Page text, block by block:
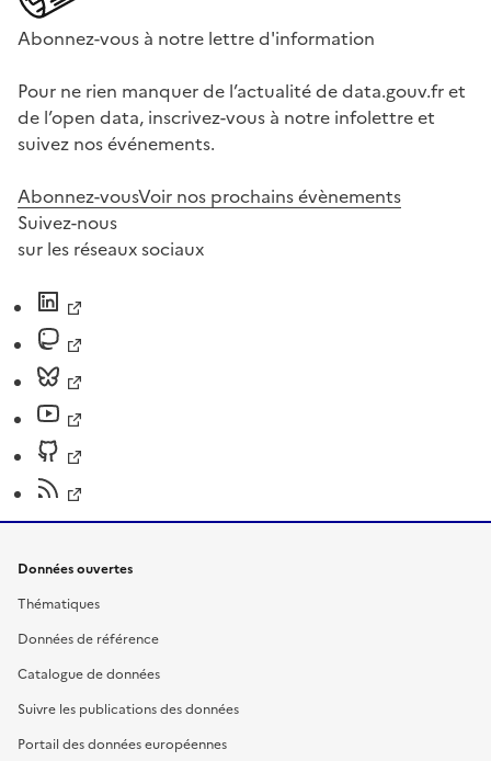
Abonnez-vous à notre lettre d'information
Pour ne rien manquer de l’actualité de data.gouv.fr et
de l’open data, inscrivez-vous à notre infolettre et
suivez nos événements.
Abonnez-vousVoir nos prochains évènements
Suivez-nous
sur les réseaux sociaux
Données ouvertes
Thématiques
Données de référence
Catalogue de données
Suivre les publications des données
Portail des données européennes